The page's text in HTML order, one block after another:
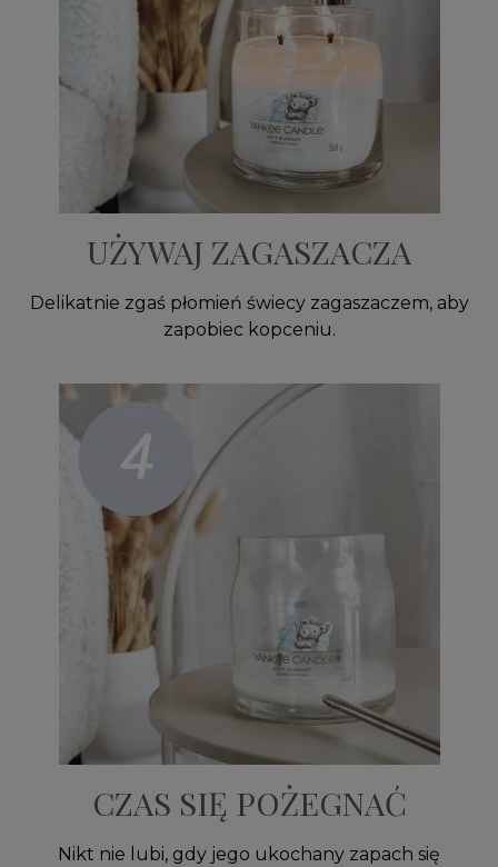
UŻYWAJ ZAGASZACZA
Delikatnie zgaś płomień świecy zagaszaczem, aby
zapobiec kopceniu.
CZAS SIĘ POŻEGNAĆ
Nikt nie lubi, gdy jego ukochany zapach się